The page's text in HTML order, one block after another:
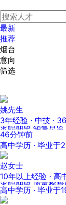
最新
推荐
烟台
意向
筛选
姚先生
3年经验 · 中技 ·
求职期望 销售总监
46分钟前
高中学历 · 毕业于
赵女士
10年以上经验 · 高
高中学历 · 毕业于